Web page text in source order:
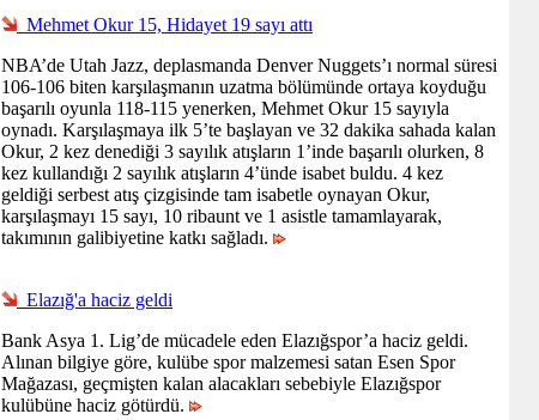
Mehmet Okur 15, Hidayet 19 sayı attı
NBA’de Utah Jazz, deplasmanda Denver Nuggets’ı normal süresi
106-106 biten karşılaşmanın uzatma bölümünde ortaya koyduğu
başarılı oyunla 118-115 yenerken, Mehmet Okur 15 sayıyla
oynadı. Karşılaşmaya ilk 5’te başlayan ve 32 dakika sahada kalan
Okur, 2 kez denediği 3 sayılık atışların 1’inde başarılı olurken, 8
kez kullandığı 2 sayılık atışların 4’ünde isabet buldu. 4 kez
geldiği serbest atış çizgisinde tam isabetle oynayan Okur,
karşılaşmayı 15 sayı, 10 ribaunt ve 1 asistle tamamlayarak,
takımının galibiyetine katkı sağladı.
Elazığ'a haciz geldi
Bank Asya 1. Lig’de mücadele eden Elazığspor’a haciz geldi.
Alınan bilgiye göre, kulübe spor malzemesi satan Esen Spor
Mağazası, geçmişten kalan alacakları sebebiyle Elazığspor
kulübüne haciz götürdü.